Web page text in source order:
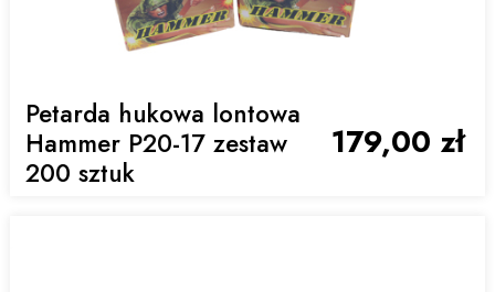
Petarda hukowa lontowa
Hammer P20-17 zestaw
200 sztuk
179,00 zł